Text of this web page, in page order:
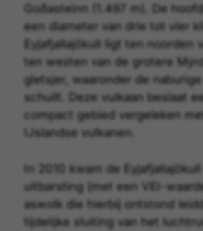
Goðasteinn (1.497 m). De
een diameter van drie tot vier
Eyjafjallajökull ligt ten noorden
ten westen van de grotere
gletsjer, waaronder de
schuilt. Deze vulkaan beslaat
compact gebied vergeleken
IJslandse vulkanen.
In 2010 kwam de
uitbarsting (met een VEI
-
aswolk die hierbij ontstond
tijdelijke sluiting van het